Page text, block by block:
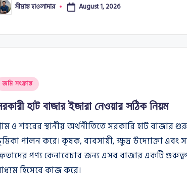
সীমান্ত হাওলাদার August 1, 2026
জমি সংক্রান্ত
হাট বাজার ইজারা নেওয়ার সঠিক নিয়ম
ও শহরের স্থানীয় অর্থনীতিতে সরকারি হাট বাজার
পালন করে। কৃষক, ব্যবসায়ী, ক্ষুদ্র উদ্যোক্তা এবং
পণ্য কেনাবেচার জন্য এসব বাজার একটি
হিসেবে কাজ করে।